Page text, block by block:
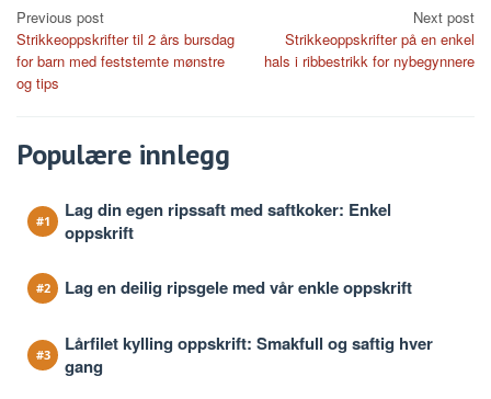
Post
navigation
Previous post
Strikkeoppskrifter til 2 års bursdag
for barn med feststemte mønstre
og tips
Next post
Strikkeoppskrifter på en enkel
hals i ribbestrikk for nybegynnere
Populære innlegg
Lag din egen ripssaft med saftkoker: Enkel
oppskrift
Lag en deilig ripsgele med vår enkle oppskrift
Lårfilet kylling oppskrift: Smakfull og saftig hver
gang